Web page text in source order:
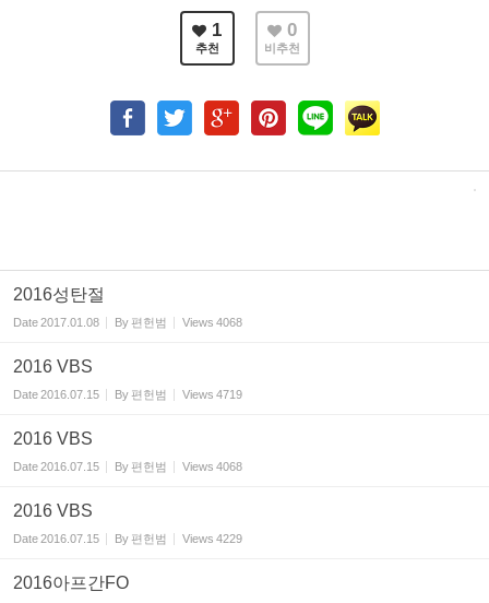
1
추천
0
비추천
2016성탄절
Date2017.01.08 By편헌범 Views 4068
2016 VBS
Date2016.07.15 By편헌범 Views 4719
2016 VBS
Date2016.07.15 By편헌범 Views 4068
2016 VBS
Date2016.07.15 By편헌범 Views 4229
2016아프간FO